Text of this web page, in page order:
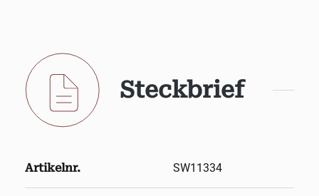
Steckbrief
Artikelnr. SW11334